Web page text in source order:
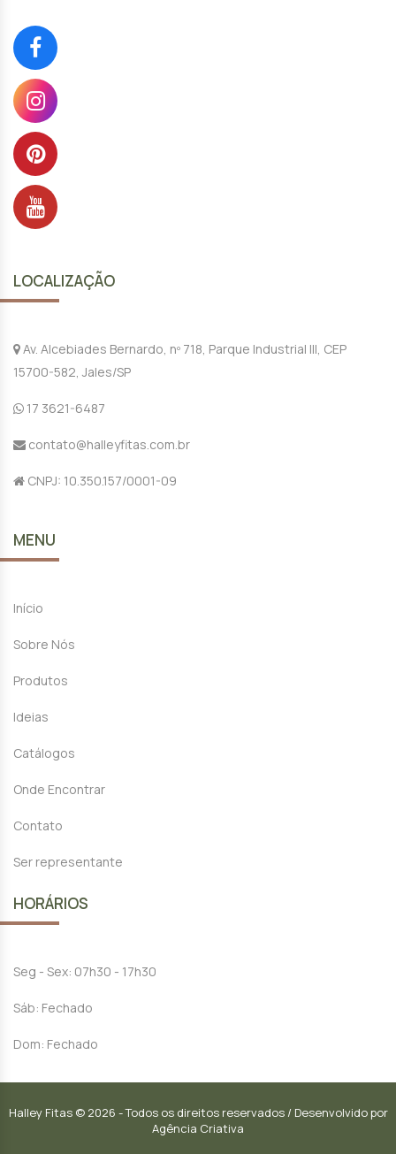
LOCALIZAÇÃO
Av. Alcebiades Bernardo, nº 718, Parque Industrial III, CEP
15700-582, Jales/SP
17 3621-6487
contato@halleyfitas.com.br
CNPJ: 10.350.157/0001-09
MENU
Início
Sobre Nós
Produtos
Ideias
Catálogos
Onde Encontrar
Contato
Ser representante
HORÁRIOS
Seg - Sex: 07h30 - 17h30
Sáb: Fechado
Dom: Fechado
Halley Fitas © 2026 - Todos os direitos reservados / Desenvolvido por
Agência Criativa